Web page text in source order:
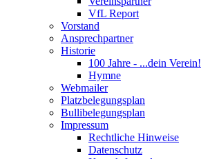
VfL Report
Vorstand
Ansprechpartner
Historie
100 Jahre - ...dein Verein!
Hymne
Webmailer
Platzbelegungsplan
Bullibelegungsplan
Impressum
Rechtliche Hinweise
Datenschutz